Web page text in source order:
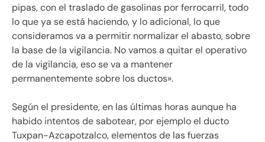
pipas, con el traslado de gasolinas por ferrocarril, todo
lo que ya se está haciendo, y lo adicional, lo que
consideramos va a permitir normalizar el abasto, sobre
la base de la vigilancia. No vamos a quitar el operativo
de la vigilancia, eso se va a mantener
permanentemente sobre los ductos».
Según el presidente, en las últimas horas aunque ha
habido intentos de sabotear, por ejemplo el ducto
Tuxpan-Azcapotzalco, elementos de las fuerzas